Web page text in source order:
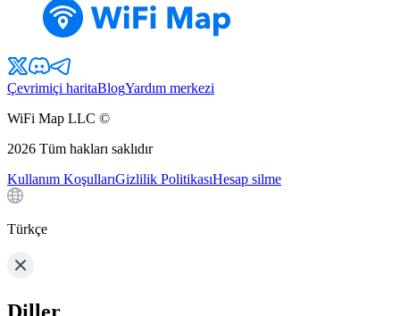
Çevrimiçi haritaBlogYardım merkezi
WiFi Map LLC ©
2026 Tüm hakları saklıdır
Kullanım KoşullarıGizlilik PolitikasıHesap silme
Türkçe
Diller